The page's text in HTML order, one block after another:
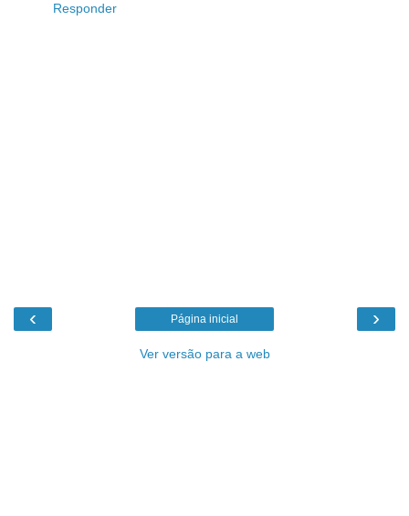
Responder
‹ ›
Página inicial
Ver versão para a web